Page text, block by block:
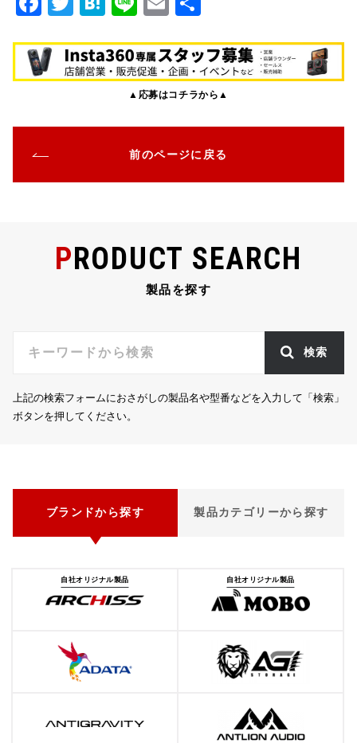
c
e
o
o
k
it
te
e
n
e ai
l
▲応募はコチラから▲
前のページに戻る
PRODUCT SEARCH
製品を探す
検索
上記の検索フォームにおさがしの製品名や型番などを入力して「検索」
ボタンを押してください。
ブランドから探す 製品カテゴリーから探す
自社オリジナル製品 自社オリジナル製品